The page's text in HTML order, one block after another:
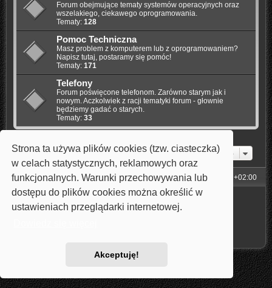
Strona ta używa plików cookies (tzw. ciasteczka)
w celach statystycznych, reklamowych oraz
funkcjonalnych. Warunki przechowywania lub
dostępu do plików cookies można określić w
ustawieniach przeglądarki internetowej.
Akceptuję!
Forum obejmujące tematy systemów operacyjnych oraz
wszelakiego, ciekawego oprogramowania.
Tematy: 128
Pomoc Techniczna
Masz problem z komputerem lub z oprogramowaniem?
Napisz tutaj, postaramy się pomóc!
Tematy: 171
Telefony
Forum poświęcone telefonom. Zarówno starym jak i
nowym. Aczkolwiek z racji tematyki forum - głownie
będziemy gadać o starych.
Tematy: 33
Przejdź do
Strona główna Strefa czasowa UTC+02:00
Technologię dostarczaphpBB® Forum Software © phpBB Limited
Style: Carbon by Joyce&Luna phpBB-Style-Design